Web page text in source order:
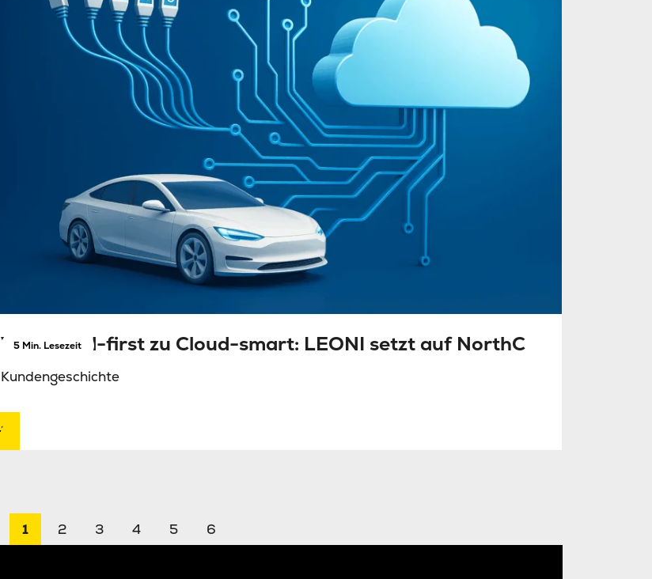
5 Min. Lesezeit
Von Cloud-first zu Cloud-smart: LEONI setzt auf NorthC
Kundengeschichte
1 2 3 4 5 6